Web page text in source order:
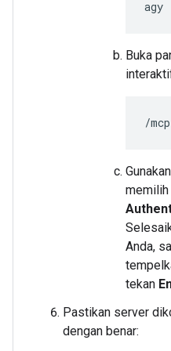
Buka
memilih
Anda,
tekan
Pastikan server
dengan benar: